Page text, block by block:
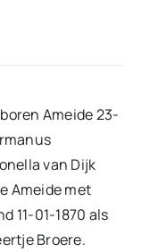
Ameide 23-
van Dijk
Ameide met
11-01-1870 als
Broere.